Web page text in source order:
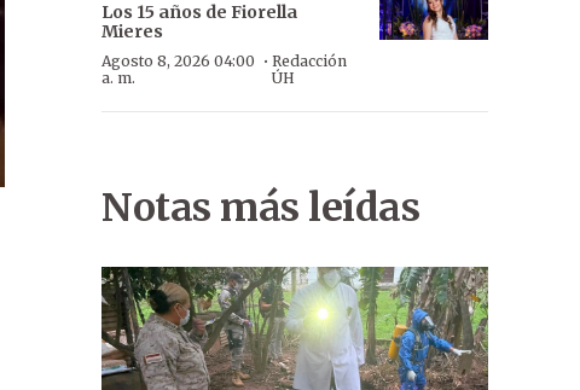
Los 15 años de Fiorella
Mieres
Agosto 8, 2026 04:00
a. m.
· Redacción
ÚH
Notas más leídas